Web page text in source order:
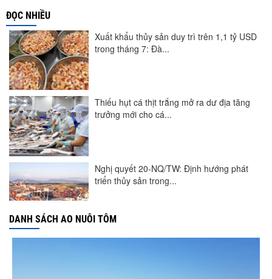
ĐỌC NHIỀU
Xuất khẩu thủy sản duy trì trên 1,1 tỷ USD
trong tháng 7: Đà...
Thiếu hụt cá thịt trắng mở ra dư địa tăng
trưởng mới cho cá...
Nghị quyết 20-NQ/TW: Định hướng phát
triển thủy sản trong...
DANH SÁCH AO NUÔI TÔM